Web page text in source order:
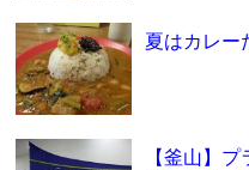
夏はカレー
【釜山】